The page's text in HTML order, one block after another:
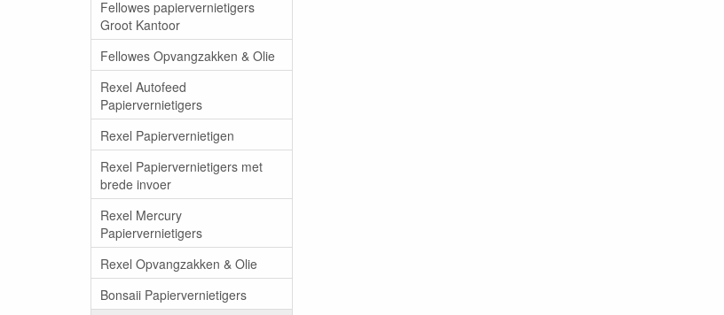
Fellowes papiervernietigers
Groot Kantoor
Fellowes Opvangzakken & Olie
Rexel Autofeed
Papiervernietigers
Rexel Papiervernietigen
Rexel Papiervernietigers met
brede invoer
Rexel Mercury
Papiervernietigers
Rexel Opvangzakken & Olie
Bonsaii Papiervernietigers